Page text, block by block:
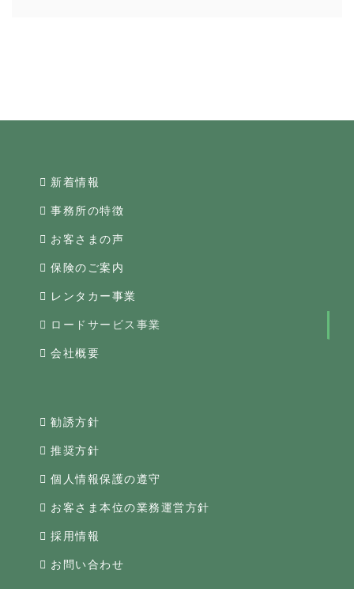
新着情報
事務所の特徴
お客さまの声
保険のご案内
レンタカー事業
ロードサービス事業
会社概要
勧誘方針
推奨方針
個人情報保護の遵守
お客さま本位の業務運営方針
採用情報
お問い合わせ